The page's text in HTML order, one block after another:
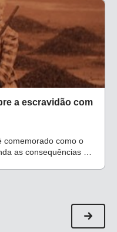
a escravidão com
comemorado como o
as consequências de